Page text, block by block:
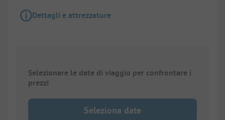
Dettagli e attrezzature
Selezionare le date di viaggio per confrontare i
prezzi
Seleziona date